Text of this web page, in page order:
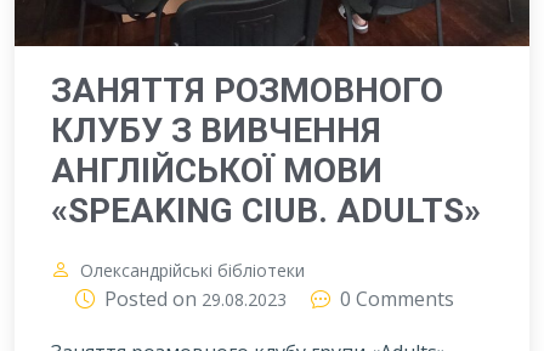
ЗАНЯТТЯ РОЗМОВНОГО
КЛУБУ З ВИВЧЕННЯ
АНГЛІЙСЬКОЇ МОВИ
«SPEAKING CIUB. ADULTS»
Олександрійські бібліотеки
Posted on 29.08.2023
0 Comments